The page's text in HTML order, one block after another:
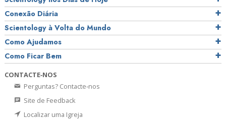
Conexão Diária
Scientology à Volta do Mundo
Como Ajudamos
Como Ficar Bem
CONTACTE‑NOS
Perguntas? Contacte‑nos
Site de Feedback
Localizar uma Igreja